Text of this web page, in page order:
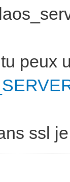
peux
ssl